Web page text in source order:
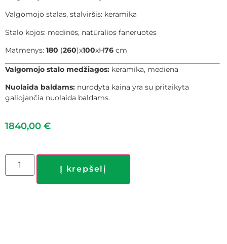
Valgomojo stalas, stalviršis: keramika
Stalo kojos: medinės, natūralios faneruotės
Matmenys: 180 (260)x100xH76 cm
Valgomojo stalo medžiagos: keramika, mediena
Nuolaida baldams: nurodyta kaina yra su pritaikyta
galiojančia nuolaida baldams.
1840,00 €
Į krepšelį